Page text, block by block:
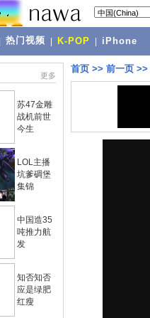
热门视频 K-POP iPhone
更多
苏47金雕
战机前世
今生
LOL主播
坑爹碉堡
集锦
中国造35
吨推力航
发
知否知否
应是绿肥
红瘦
首页 >> 前一页 >>